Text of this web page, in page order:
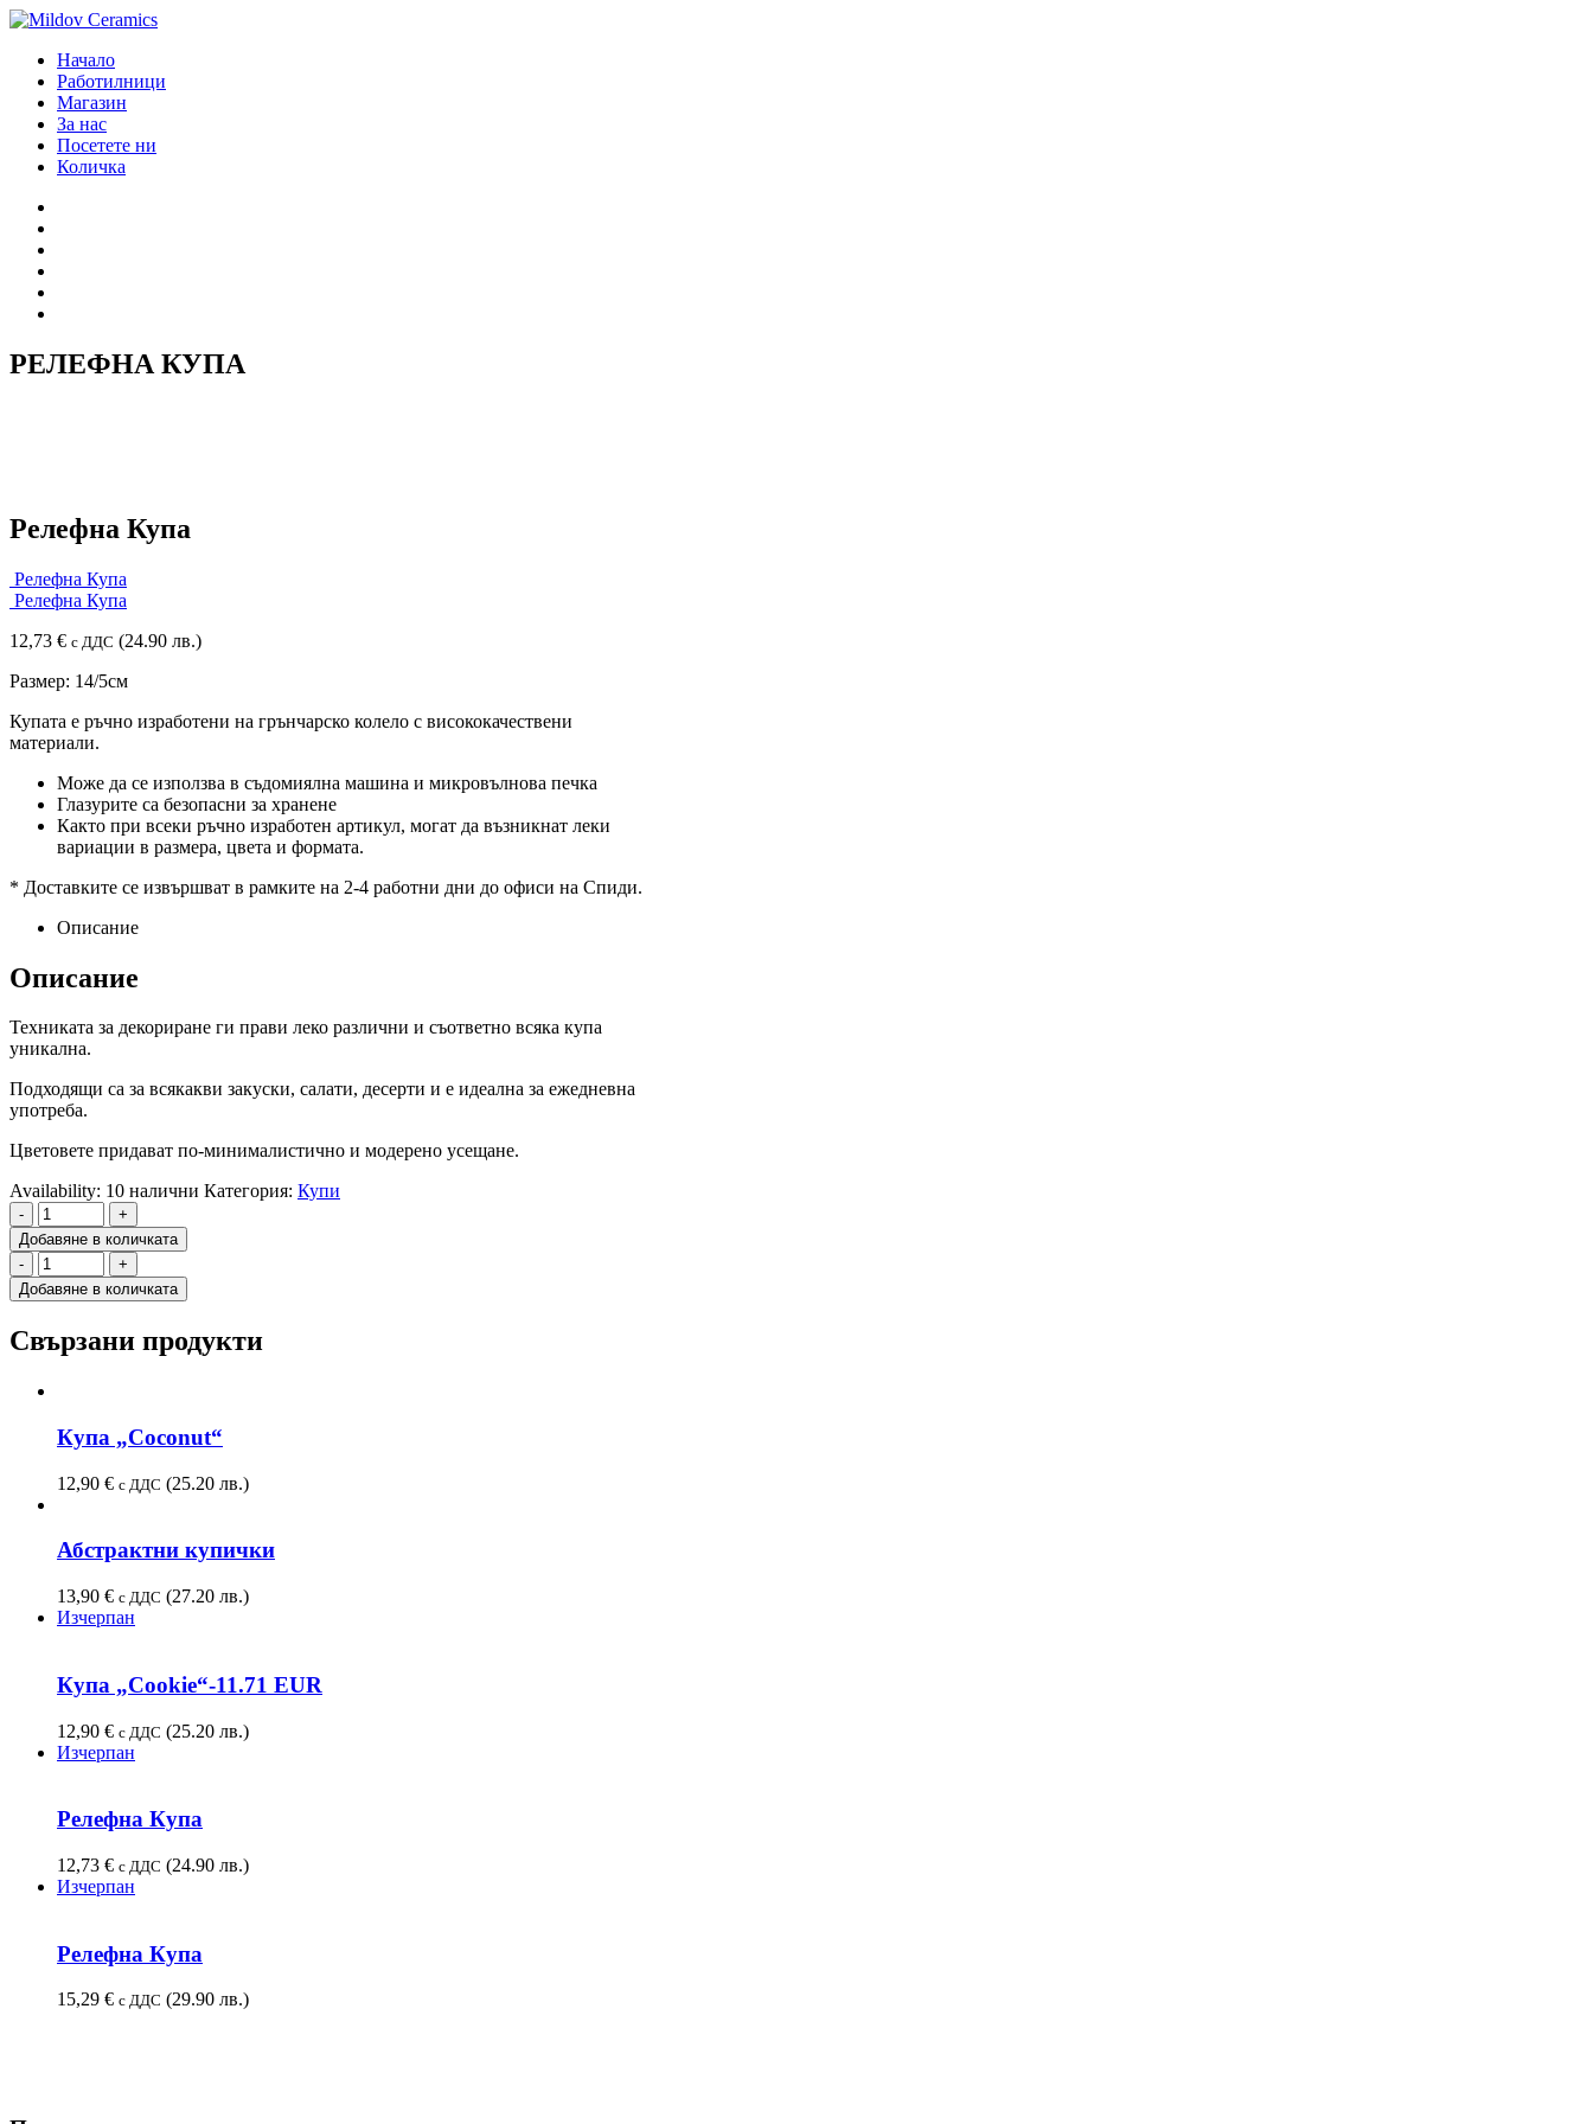
Начало
Работилници
Магазин
За нас
Посетете ни
Количка
РЕЛЕФНА КУПА
Релефна Купа
Релефна Купа
Релефна Купа
12,73 € с ДДС (24.90 лв.)
Размер: 14/5см
Купата е ръчно изработени на грънчарско колело с висококачествени
материали.
Може да се използва в съдомиялна машина и микровълнова печка
Глазурите са безопасни за хранене
Както при всеки ръчно изработен артикул, могат да възникнат леки
вариации в размера, цвета и формата.
* Доставките се извършват в рамките на 2-4 работни дни до офиси на Спиди.
Описание
Описание
Техниката за декориране ги прави леко различни и съответно всяка купа
уникална.
Подходящи са за всякакви закуски, салати, десерти и е идеална за ежедневна
употреба.
Цветовете придават по-минималистично и модерено усещане.
Availability: 10 налични Категория: Купи
-
+
Добавяне в количката
-
+
Добавяне в количката
Свързани продукти
Купа „Coconut“
12,90 € с ДДС (25.20 лв.)
Абстрактни купички
13,90 € с ДДС (27.20 лв.)
Изчерпан
Купа „Cookie“-11.71 EUR
12,90 € с ДДС (25.20 лв.)
Изчерпан
Релефна Купа
12,73 € с ДДС (24.90 лв.)
Изчерпан
Релефна Купа
15,29 € с ДДС (29.90 лв.)